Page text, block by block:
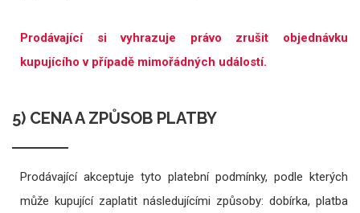
Prodávající si vyhrazuje právo zrušit objednávku
kupujícího v případě mimořádných událostí.
5) CENA A ZPŮSOB PLATBY
Prodávající akceptuje tyto platební podmínky, podle kterých
může kupující zaplatit následujícími způsoby: dobírka, platba